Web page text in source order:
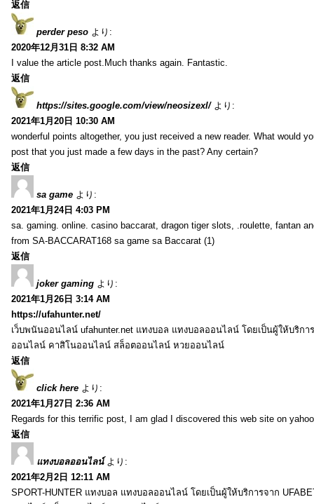
返信
perder peso より:
2020年12月31日 8:32 AM
I value the article post.Much thanks again. Fantastic.
返信
https://sites.google.com/view/neosizexl/ より:
2021年1月20日 10:30 AM
wonderful points altogether, you just received a new reader. What would
post that you just made a few days in the past? Any certain?
返信
sa game より:
2021年1月24日 4:03 PM
sa. gaming. online. casino baccarat, dragon tiger slots, .roulette, fantan
from SA-BACCARAT168 sa game sa Baccarat (1)
返信
joker gaming より:
2021年1月26日 3:14 AM
https://ufahunter.net/
เว็บพนันออนไลน์ ufahunter.net แทงบอล แทงบอลออนไลน์ โดยเป็นผู้ให้บริกา
ออนไลน์ คาสิโนออนไลน์ สล็อตออนไลน์ หวยออนไลน์
返信
click here より:
2021年1月27日 2:36 AM
Regards for this terrific post, I am glad I discovered this web site on
返信
แทงบอลออนไลน์ より:
2021年2月2日 12:11 AM
SPORT-HUNTER แทงบอล แทงบอลออนไลน์ โดยเป็นผู้ให้บริการจาก